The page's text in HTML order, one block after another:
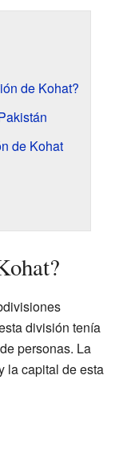
de Kohat?
de Kohat
división tenía
personas. La
la capital de esta